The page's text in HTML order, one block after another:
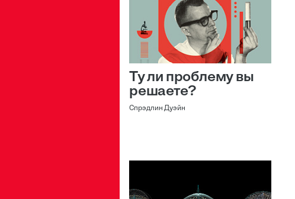
Ту ли проблему вы
решаете?
Спрэдлин Дуэйн